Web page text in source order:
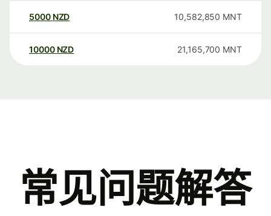
5000 NZD 10,582,850 MNT
10000 NZD 21,165,700 MNT
常见问题解答